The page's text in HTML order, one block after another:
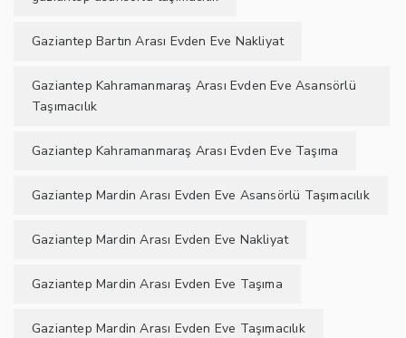
Gaziantep Bartın Arası Evden Eve Nakliyat
Gaziantep Kahramanmaraş Arası Evden Eve Asansörlü
Taşımacılık
Gaziantep Kahramanmaraş Arası Evden Eve Taşıma
Gaziantep Mardin Arası Evden Eve Asansörlü Taşımacılık
Gaziantep Mardin Arası Evden Eve Nakliyat
Gaziantep Mardin Arası Evden Eve Taşıma
Gaziantep Mardin Arası Evden Eve Taşımacılık